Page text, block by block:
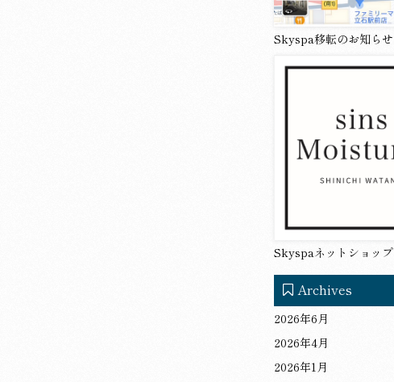
Skyspa移転のお知らせ
Skyspaネットショップ
Archives
2026年6月
2026年4月
2026年1月